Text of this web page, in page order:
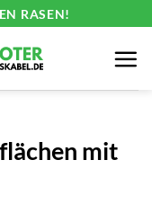
RASEN!
mit